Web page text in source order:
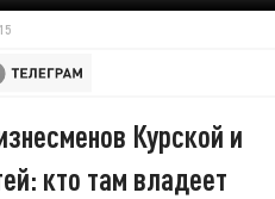
Курской и
кто там владеет